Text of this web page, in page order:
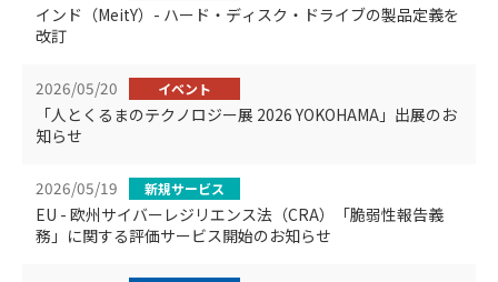
インド（MeitY）- ハード・ディスク・ドライブの製品定義を
改訂
2026/05/20 イベント
「人とくるまのテクノロジー展 2026 YOKOHAMA」出展のお
知らせ
2026/05/19 新規サービス
EU - 欧州サイバーレジリエンス法（CRA）「脆弱性報告義
務」に関する評価サービス開始のお知らせ